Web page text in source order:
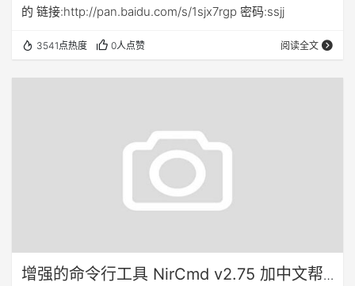
的 链接:http://pan.baidu.com/s/1sjx7rgp 密码:ssjj
3541点热度 0人点赞 阅读全文
增强的命令行工具 NirCmd v2.75 加中文帮